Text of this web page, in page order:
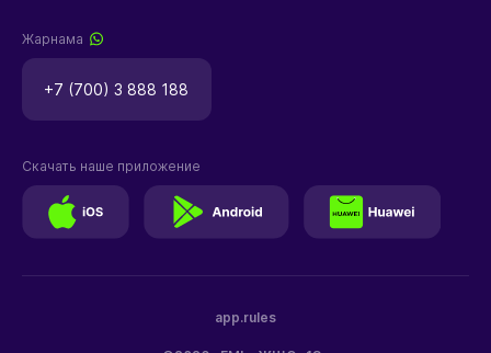
Жарнама
+7 (700) 3 888 188
app.rules
Скачать наше приложение